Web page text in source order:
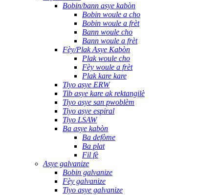
Bobin/bann asye kabòn
Bobin woule a cho
Bobin woule a frèt
Bann woule cho
Bann woule a frèt
Fèy/Plak Asye Kabòn
Plak woule cho
Fèy woule a frèt
Plak kare kare
Tiyo asye ERW
Tib asye kare ak rektangilè
Tiyo asye san pwoblèm
Tiyo asye espiral
Tiyo LSAW
Ba asye kabòn
Ba defòme
Ba plat
Fil fè
Asye galvanize
Bobin galvanize
Fèy galvanize
Tiyo asye galvanize